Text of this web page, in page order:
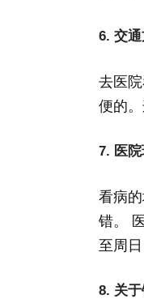
6. 交通
去医
便的
7. 医院
看病
错。
至周
8. 关